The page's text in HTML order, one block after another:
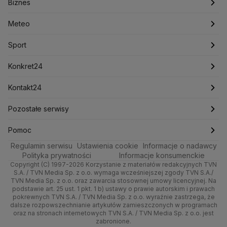
Lotnisko Chopina
Mariusz Błaszczak
Mark Zuckerberg
Ministerstwo Aktywów Państwowych
Ministerstwo Infrastruktury
Ministerstwo Rolnictwa
Ministerstwo Rozwoju i Technologii
Ministerstwo Sportu i Turystyki
Ministerstwo Cyfryzacji
Ministerstwo Edukacji Narodowej
Ministerstwo Finansów
Ministerstwo Klimatu i Środowiska
Ministerstwo Nauki i Szkolnictwa Wyższego
Meteo
Sport
Zdrowie
Technologia
Quizy
Tematy
Artykuły
Newslettery
Fakty o Świecie
Ludzie Faktów
Warszawa
Łódź
Katowice
Kraków
Poznań
Trójmiasto
Kielce
Kujawsko-pomorskie
Lublin
Lubuskie
Biznes
Najnowsze
Notowania
Pieniądze
Nieruchomości
Rynki
Dla firm
Handel
Ze świata
Tech
Moto
Meteo
Pogoda godzinowa
Pogoda długoterminowa
Pogoda na jutro
Pogoda na weekend
Najnowsze
Polska
Prognoza
Świat
Nauka
Sport
Piłka Nożna
Tenis
Kolarstwo
Skoki Narciarskie
Sporty zimowe
Lekkoatletyka
Siatkówka
F1
Konkret24
Najnowsze
Polska
Świat
Polityka
Zdrowie
Tech
Nauka
Kontakt24
Najnowsze
Gorące Tematy
Wyślij zgłoszenie
Pozostałe serwisy
TVN
Dzień Dobry TVN
Uwaga TVN
HGTV
TVN Turbo
Pomoc
Centrum pomocy
Test zgodności
Oglądaj na TV
Zrealizuj voucher
Regulamin serwisu Ustawienia cookie
Informacje o nadawcy
Polityka prywatności
Informacje konsumenckie
Copyright (C) 1997-2026 Korzystanie z materiałów redakcyjnych TVN
S.A. / TVN Media Sp. z o.o. wymaga wcześniejszej zgody TVN S.A./
TVN Media Sp. z o.o. oraz zawarcia stosownej umowy licencyjnej. Na
podstawie art. 25 ust. 1 pkt. 1 b) ustawy o prawie autorskim i prawach
pokrewnych TVN S.A. / TVN Media Sp. z o.o. wyraźnie zastrzega, że
dalsze rozpowszechnianie artykułów zamieszczonych w programach
oraz na stronach internetowych TVN S.A. / TVN Media Sp. z o.o. jest
zabronione.